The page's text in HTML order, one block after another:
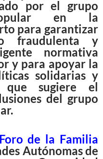
por el grupo
en la
para garantizar
fraudulenta y
normativa
y para apoyar la
solidarias y
que sugiere el
del grupo
Foro de la Familia
Autónomas de